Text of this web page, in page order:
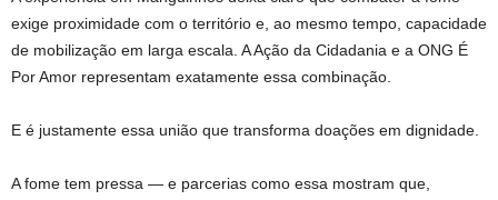
exige proximidade com o território e, ao mesmo tempo, capacidade
de mobilização em larga escala. A Ação da Cidadania e a ONG É
Por Amor representam exatamente essa combinação.
E é justamente essa união que transforma doações em dignidade.
A fome tem pressa — e parcerias como essa mostram que,